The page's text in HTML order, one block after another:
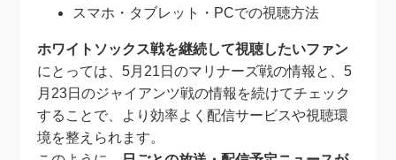
スマホ・タブレット・PCでの視聴方法
ホワイトソックス戦を継続して視聴したいファン
にとっては、5月21日のマリナーズ戦の情報と、5
月23日のジャイアンツ戦の情報を続けてチェック
することで、より効率よく配信サービスや視聴環
境を整えられます。